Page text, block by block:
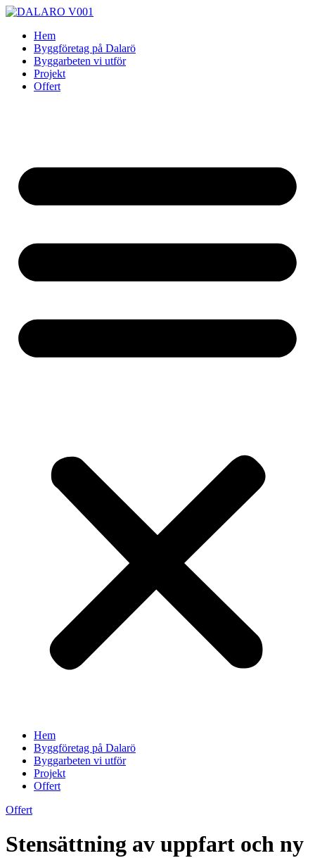
Skip
contentHem
Byggföretag på Dalarö
Byggarbeten vi utför
Projekt
Offert
Hem
Byggföretag på Dalarö
Byggarbeten vi utför
Projekt
Offert
Offert
Stensättning av uppfart och ny